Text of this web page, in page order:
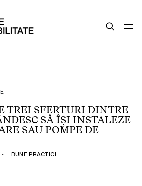
TREI SFERTURI DINTRE
SĂ ÎȘI INSTALEZE
SAU POMPE DE
• BUNE PRACTICI